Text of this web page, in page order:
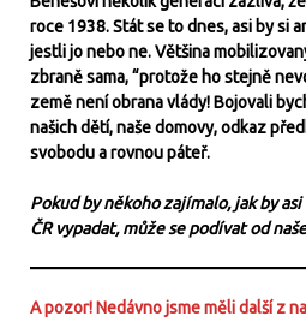
roce 1938. Stát se to dnes, asi by si
jestli jo nebo ne. Většina
zbraně sama, “protože ho stejně
země není obrana vlády! Bojovali
našich dětí, naše domovy, odkaz
svobodu a rovnou páteř.
Pokud by někoho zajímalo, jak by
ČR vypadat, může se podívat od
A pozor! Nedávno jsme měli další z